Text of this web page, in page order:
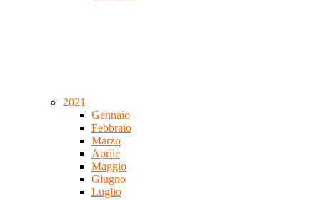
2021
Gennaio
Febbraio
Marzo
Aprile
Maggio
Giugno
Luglio